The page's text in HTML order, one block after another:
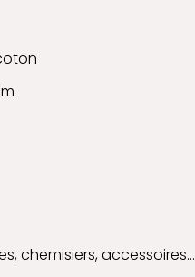
chemisiers, accessoires...